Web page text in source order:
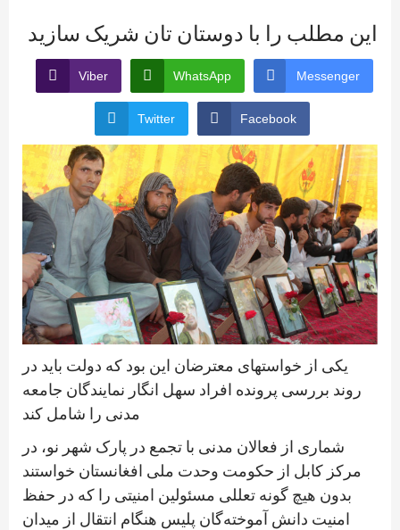
این مطلب را با دوستان تان شریک سازید
Viber WhatsApp Messenger
Twitter Facebook
یکی از خواستهای معترضان این بود که دولت باید در
روند بررسی پرونده افراد سهل انگار نمایندگان جامعه
مدنی را شامل کند
شماری از فعالان مدنی با تجمع در پارک شهر نو، در
مرکز کابل از حکومت وحدت ملی افغانستان خواستند
بدون هیچ گونه تعللی مسئولین امنیتی را که در حفظ
امنیت دانش آموخته‌گان پلیس هنگام انتقال از میدان